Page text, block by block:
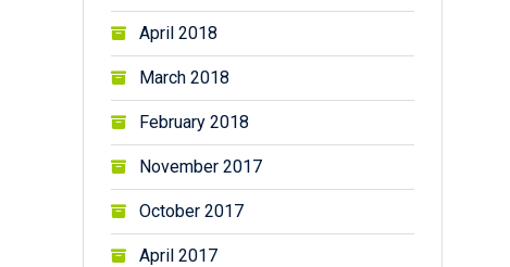
April 2018
March 2018
February 2018
November 2017
October 2017
April 2017